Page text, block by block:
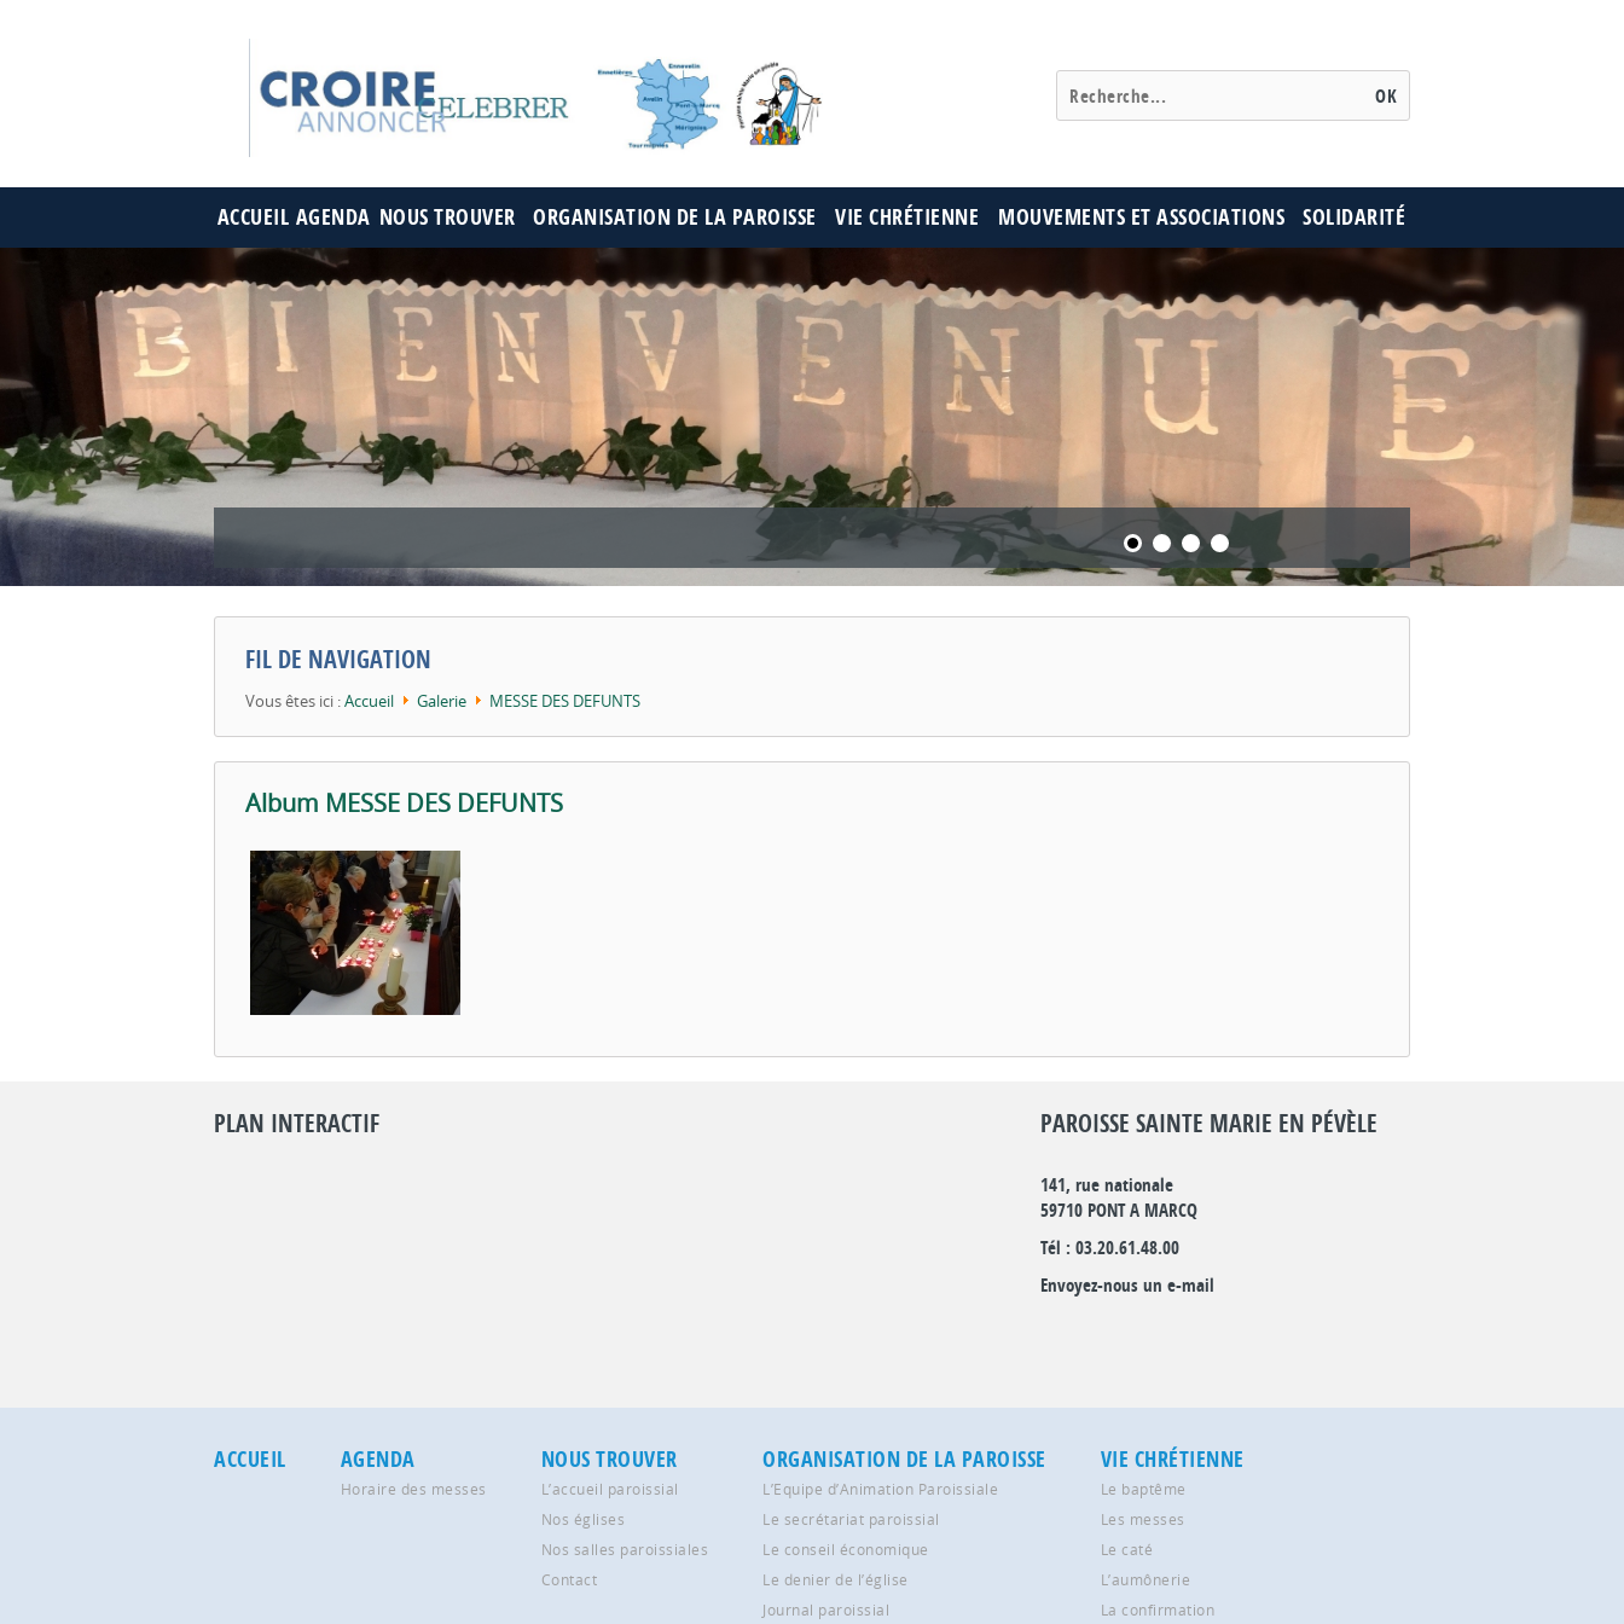
ACCUEIL AGENDA NOUS TROUVER ORGANISATION DE LA PAROISSE VIE CHRÉTIENNE MOUVEMENTS ET ASSOCIATIONS SOLIDARITÉ
FIL DE NAVIGATION
Vous êtes ici :Accueil Galerie MESSE DES DEFUNTS
Album MESSE DES DEFUNTS
PLAN INTERACTIF PAROISSE SAINTE MARIE EN PÉVÈLE
141, rue nationale
59710 PONT A MARCQ
Tél : 03.20.61.48.00
Envoyez-nous un e-mail
ACCUEIL AGENDA
Horaire des messes
NOUS TROUVER
L’accueil paroissial
Nos églises
Nos salles paroissiales
Contact
ORGANISATION DE LA PAROISSE
L’Equipe d’Animation Paroissiale
Le secrétariat paroissial
Le conseil économique
Le denier de l’église
Journal paroissial
VIE CHRÉTIENNE
Le baptême
Les messes
Le caté
L’aumônerie
La confirmation